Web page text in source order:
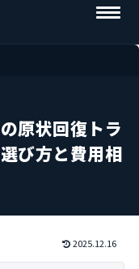
原状回復トラ
び方と費用相
2025.12.16